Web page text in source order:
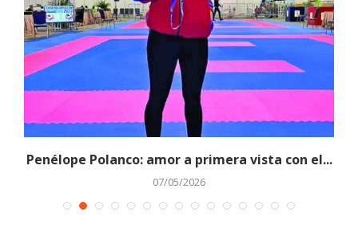
Penélope Polanco: amor a primera vista con el...
07/05/2026